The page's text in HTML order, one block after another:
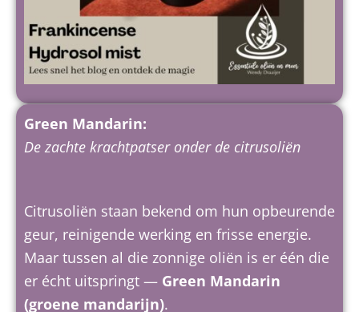
Green Mandarin:
De zachte krachtpatser onder de citrusoliën
Citrusoliën staan bekend om hun opbeurende
geur, reinigende werking en frisse energie.
Maar tussen al die zonnige oliën is er één die
er écht uitspringt — Green Mandarin
(groene mandarijn).